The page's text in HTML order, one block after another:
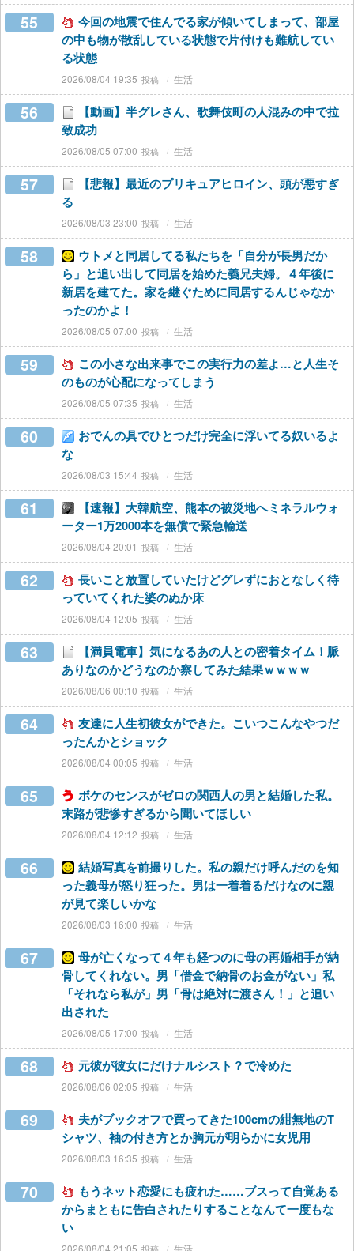
55
今回の地震で住んでる家が傾いてしまって、部屋
の中も物が散乱している状態で片付けも難航してい
る状態
2026/08/04 19:35 生活
56
【動画】半グレさん、歌舞伎町の人混みの中で拉
致成功
2026/08/05 07:00 生活
57
【悲報】最近のプリキュアヒロイン、頭が悪すぎ
る
2026/08/03 23:00 生活
58
ウトメと同居してる私たちを「自分が長男だか
ら」と追い出して同居を始めた義兄夫婦。４年後に
新居を建てた。家を継ぐために同居するんじゃなか
ったのかよ！
2026/08/05 07:00 生活
59
この小さな出来事でこの実行力の差よ…と人生そ
のものが心配になってしまう
2026/08/05 07:35 生活
60
おでんの具でひとつだけ完全に浮いてる奴いるよ
な
2026/08/03 15:44 生活
61
【速報】大韓航空、熊本の被災地へミネラルウォ
ーター1万2000本を無償で緊急輸送
2026/08/04 20:01 生活
62
長いこと放置していたけどグレずにおとなしく待
っていてくれた婆のぬか床
2026/08/04 12:05 生活
63
【満員電車】気になるあの人との密着タイム！脈
ありなのかどうなのか察してみた結果ｗｗｗｗ
2026/08/06 00:10 生活
64
友達に人生初彼女ができた。こいつこんなやつだ
ったんかとショック
2026/08/04 00:05 生活
65
ボケのセンスがゼロの関西人の男と結婚した私。
末路が悲惨すぎるから聞いてほしい
2026/08/04 12:12 生活
66
結婚写真を前撮りした。私の親だけ呼んだのを知
った義母が怒り狂った。男は一着着るだけなのに親
が見て楽しいかな
2026/08/03 16:00 生活
67
母が亡くなって４年も経つのに母の再婚相手が納
骨してくれない。男「借金で納骨のお金がない」私
「それなら私が」男「骨は絶対に渡さん！」と追い
出された
2026/08/05 17:00 生活
68 元彼が彼女にだけナルシスト？で冷めた
2026/08/06 02:05 生活
69
夫がブックオフで買ってきた100cmの紺無地のT
シャツ、袖の付き方とか胸元が明らかに女児用
2026/08/03 16:35 生活
70
もうネット恋愛にも疲れた……ブスって自覚ある
からまともに告白されたりすることなんて一度もな
い
2026/08/04 21:05 生活